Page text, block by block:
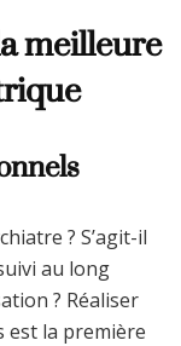
meilleure
? S’agit-il
au long
? Réaliser
est la première